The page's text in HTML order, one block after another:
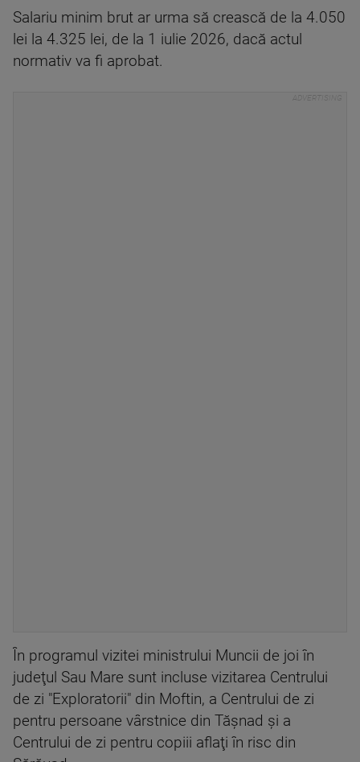
Salariu minim brut ar urma să crească de la 4.050
lei la 4.325 lei, de la 1 iulie 2026, dacă actul
normativ va fi aprobat.
În programul vizitei ministrului Muncii de joi în
judeţul Sau Mare sunt incluse vizitarea Centrului
de zi "Exploratorii" din Moftin, a Centrului de zi
pentru persoane vârstnice din Tăşnad şi a
Centrului de zi pentru copiii aflaţi în risc din